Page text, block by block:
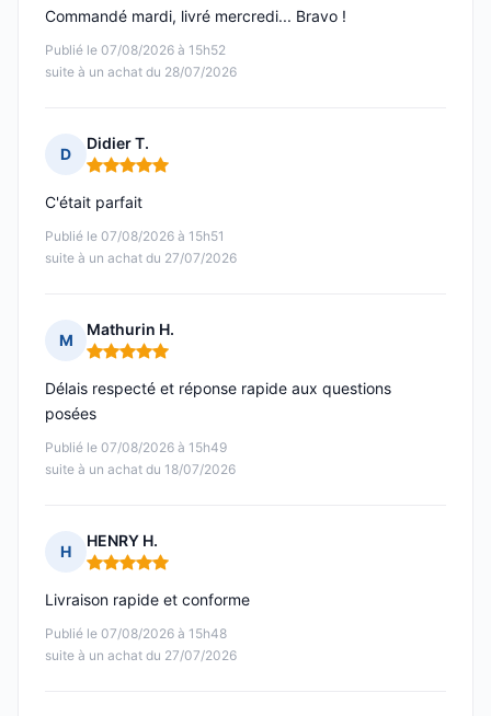
Publié le 07/08/2026 à 15h52
suite à un achat du 28/07/2026
Commandé mardi, livré mercredi... Bravo !
D
Didier T.
Note : 5 sur 5
Publié le 07/08/2026 à 15h51
suite à un achat du 27/07/2026
C'était parfait
M
Mathurin H.
Note : 5 sur 5
Publié le 07/08/2026 à 15h49
suite à un achat du 18/07/2026
Délais respecté et réponse rapide aux questions
posées
H
HENRY H.
Note : 5 sur 5
Publié le 07/08/2026 à 15h48
suite à un achat du 27/07/2026
Livraison rapide et conforme